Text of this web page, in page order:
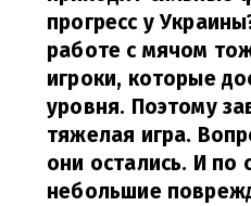
прогресс у
работе с мячом
игроки, которые
уровня. Поэтому
тяжелая игра.
они остались. И по
небольшие